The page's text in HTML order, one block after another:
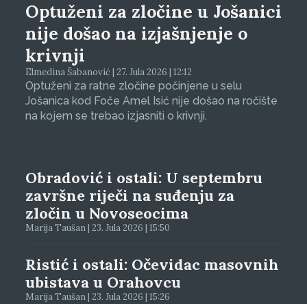
Optuženi za zločine u Jošanici
nije došao na izjašnjenje o
krivnji
Elmedina Šabanović | 27. Jula 2026 | 12:12
Optuženi za ratne zločine počinjene u selu
Jošanica kod Foče Amel Isić nije došao na ročište
na kojem se trebao izjasniti o krivnji.
Obradović i ostali: U septembru
završne riječi na suđenju za
zločin u Novoseocima
Marija Taušan | 23. Jula 2026 | 15:50
Ristić i ostali: Očevidac masovnih
ubistava u Orahovcu
Marija Taušan | 23. Jula 2026 | 15:26